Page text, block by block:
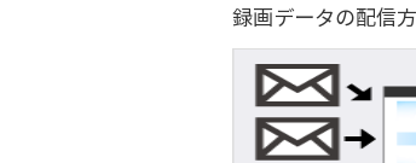
録画データの配信